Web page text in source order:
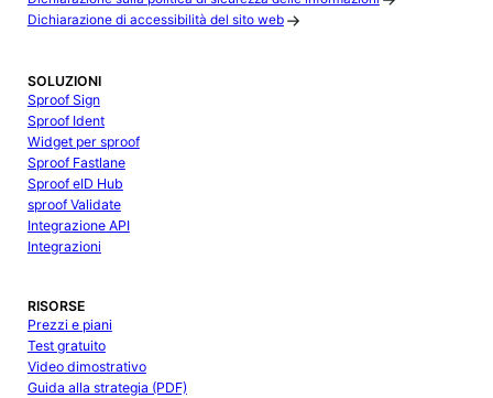
Dichiarazione di accessibilità del sito web
SOLUZIONI
Sproof Sign
Sproof Ident
Widget per sproof
Sproof Fastlane
Sproof eID Hub
sproof Validate
Integrazione API
Integrazioni
RISORSE
Prezzi e piani
Test gratuito
Video dimostrativo
Guida alla strategia (PDF)